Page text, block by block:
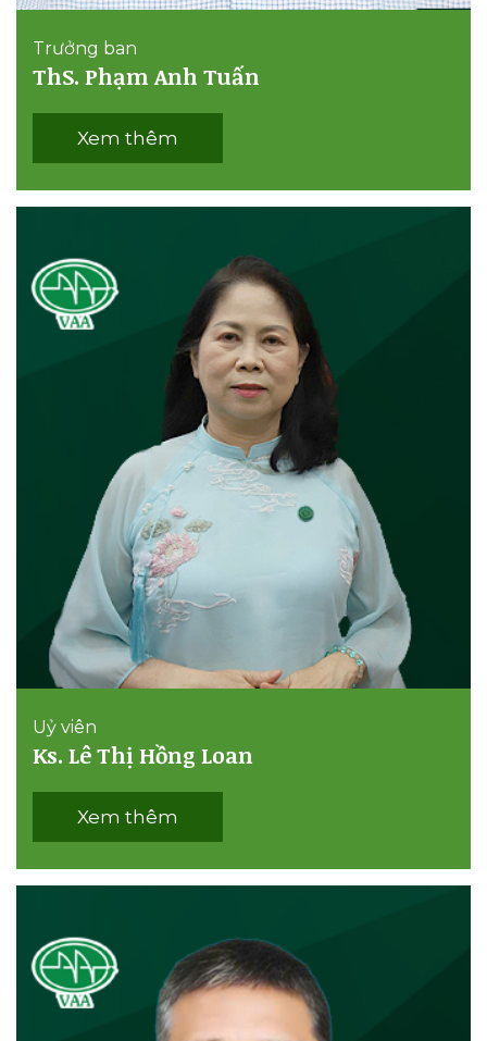
Trưởng ban
ThS. Phạm Anh Tuấn
Xem thêm
Uỷ viên
Ks. Lê Thị Hồng Loan
Xem thêm